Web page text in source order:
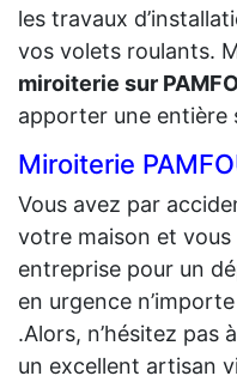
les travaux
vos volets roulants.
miroiterie sur
apporter une entière
Miroiterie
Vous avez par
votre maison et vous
entreprise pour un
en urgence
.Alors, n’hésitez pas
un excellent artisan